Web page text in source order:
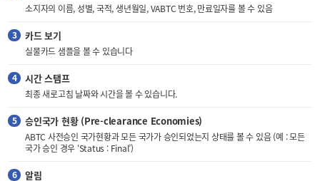
소지자의 이름, 성별, 국적, 생년월일, VABTC 번호, 만료일자를 볼 수 있음
카드 보기
실물카드 샘플을 볼 수 있습니다
시간 스탬프
최종 새로고침 날짜와 시간을 볼 수 있습니다.
승인국가 현황 (Pre-clearance Economies)
ABTC 사전승인 국가현황과 모든 국가가 승인되었는지 상태를 볼 수 있음 (예 : 모든
국가 승인 경우 ‘Status : Final’)
알림